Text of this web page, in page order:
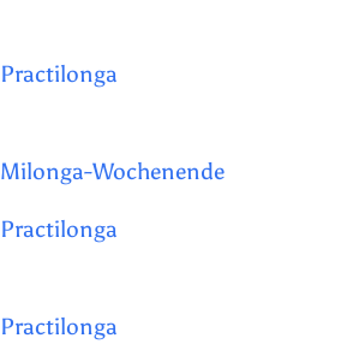
Practilonga
Milonga-Wochenende
Practilonga
Practilonga